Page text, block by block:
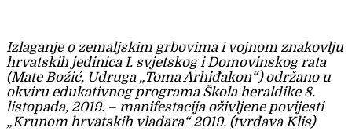
Izlaganje o zemaljskim grbovima i vojnom znakovlju
hrvatskih jedinica I. svjetskog i Domovinskog rata
(Mate Božić, Udruga „Toma Arhiđakon“) održano u
okviru edukativnog programa Škola heraldike 8.
listopada, 2019. – manifestacija oživljene povijesti
„Krunom hrvatskih vladara“ 2019. (tvrđava Klis)